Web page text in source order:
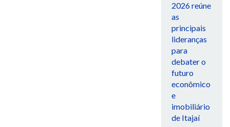
2026 reúne
as
principais
lideranças
para
debater o
futuro
econômico
e
imobiliário
de Itajaí